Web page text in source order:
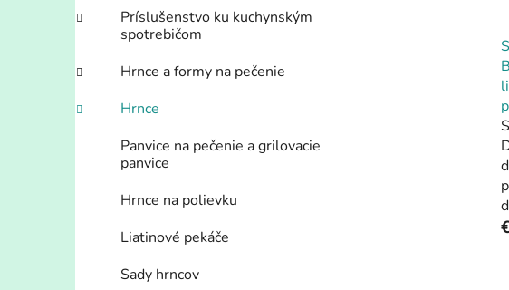
Príslušenstvo ku kuchynským
spotrebičom
Hrnce a formy na pečenie
Hrnce
Panvice na pečenie a grilovacie
panvice
Hrnce na polievku
Liatinové pekáče
Sady hrncov